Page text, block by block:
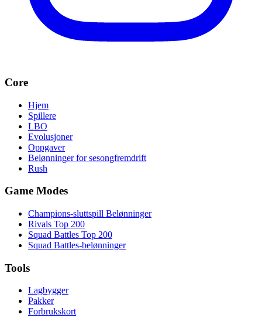
Core
Hjem
Spillere
LBO
Evolusjoner
Oppgaver
Belønninger for sesongfremdrift
Rush
Game Modes
Champions-sluttspill Belønninger
Rivals Top 200
Squad Battles Top 200
Squad Battles-belønninger
Tools
Lagbygger
Pakker
Forbrukskort